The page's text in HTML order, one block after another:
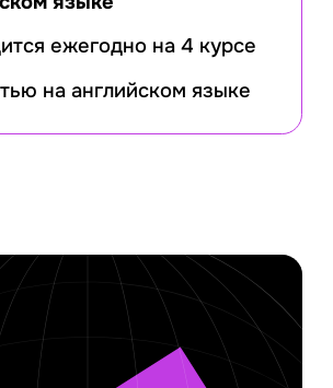
ежегодно на 4 курсе
на английском языке